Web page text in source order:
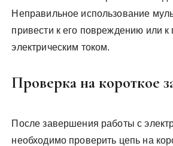
Неправильное использование
привести к его повреждению или
электрическим током.
Проверка на короткое
После завершения работы с
необходимо проверить цепь на